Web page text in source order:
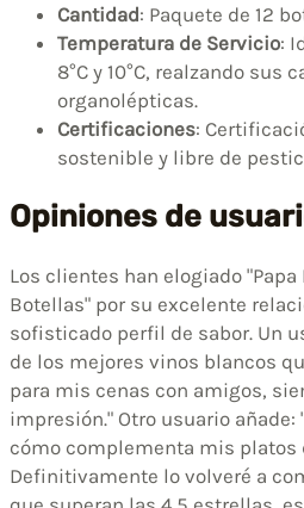
Cantidad: Paquete de 12
Temperatura de Servicio:
8°C y 10°C, realzando sus
organolépticas.
Certificaciones:
sostenible y libre de
Opiniones de
Los clientes han elogiado "Papa
Botellas" por su excelente
sofisticado perfil de sabor. Un
de los mejores vinos blancos
para mis cenas con amigos,
impresión." Otro usuario
cómo complementa mis platos
Definitivamente lo volveré a